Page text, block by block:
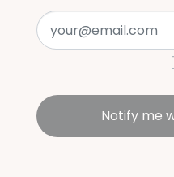
Notify me